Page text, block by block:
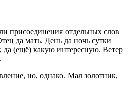
присоединения отдельных слов
да мать. День да ночь сутки
да (ещё) какую интересную. Ветер
но, однако. Мал золотник,